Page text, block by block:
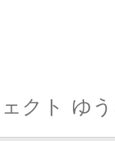
クト ゆ